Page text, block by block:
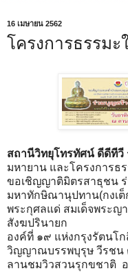
16 เมษายน 2562
โครงการธรรมะ
สถานีวิทยุโทรทัศน์ ดีดีทีวี
มหายาน และโครงการธ
ขอเชิญญาติมิตรสาธุชน ร่
มหาทักษิณานุปทาน(กงเ
พระกุศลแด่ สมเด็จพระญ
สังฆปรินายก
องค์ที่ ๑๙ แห่งกรุงรัตนโ
วิญญาณบรรพบุรุษ วีรชน
ลานชมวิวสวนรุกขชาติ